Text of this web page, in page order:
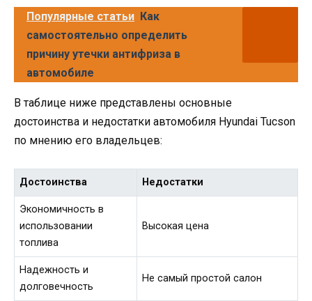
Популярные статьи Как
самостоятельно определить
причину утечки антифриза в
автомобиле
В таблице ниже представлены основные
достоинства и недостатки автомобиля Hyundai Tucson
по мнению его владельцев:
Достоинства Недостатки
Экономичность в
использовании
топлива
Высокая цена
Надежность и
долговечность
Не самый простой салон